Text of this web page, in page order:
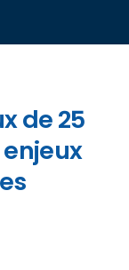
de 25